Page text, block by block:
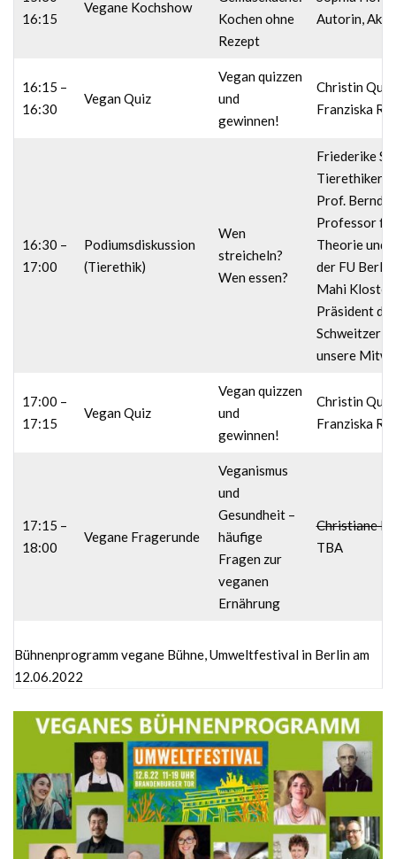
16:15
Vegane Kochshow
Kochen ohne
Rezept
Autorin,
16:15 –
16:30
Vegan Quiz
Vegan quizzen
und
gewinnen!
Christin
Franziska
16:30 –
17:00
Podiumsdiskussion
(Tierethik)
Wen
streicheln?
Wen essen?
Friederike
Tierethikerin
Prof. Bernd
Professor
Theorie und
der FU Berlin
Mahi
Präsident
Schweitzer
unsere
17:00 –
17:15
Vegan Quiz
Vegan quizzen
und
gewinnen!
Christin
Franziska
17:15 –
18:00
Vegane Fragerunde
Veganismus
und
Gesundheit –
häufige
Fragen zur
veganen
Ernährung
Christiane
TBA
Bühnenprogramm vegane Bühne, Umweltfestival in Berlin am
12.06.2022